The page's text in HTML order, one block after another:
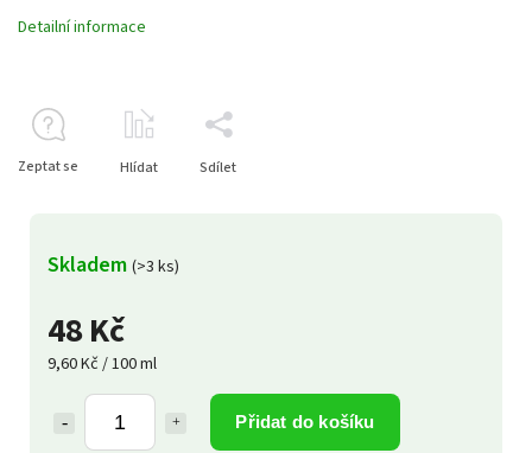
48 Kč
9,60 Kč / 100 ml
Přidat do košíku
Skladem (>3 ks)
Detailní informace
Zeptat se Hlídat Sdílet